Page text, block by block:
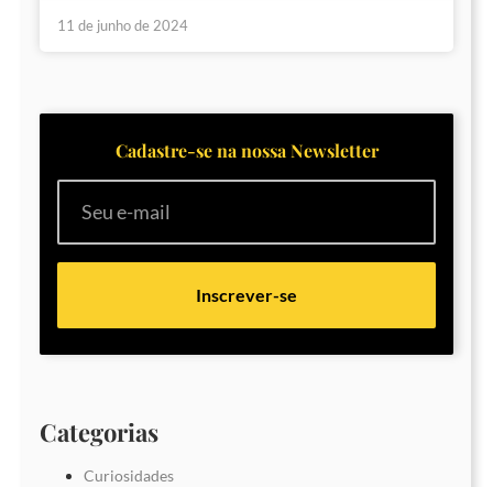
11 de junho de 2024
Cadastre-se na nossa Newsletter
Inscrever-se
Categorias
Curiosidades